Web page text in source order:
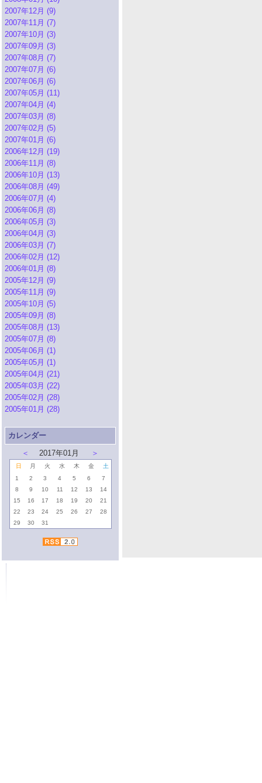
2007年12月 (9)
2007年11月 (7)
2007年10月 (3)
2007年09月 (3)
2007年08月 (7)
2007年07月 (6)
2007年06月 (6)
2007年05月 (11)
2007年04月 (4)
2007年03月 (8)
2007年02月 (5)
2007年01月 (6)
2006年12月 (19)
2006年11月 (8)
2006年10月 (13)
2006年08月 (49)
2006年07月 (4)
2006年06月 (8)
2006年05月 (3)
2006年04月 (3)
2006年03月 (7)
2006年02月 (12)
2006年01月 (8)
2005年12月 (9)
2005年11月 (9)
2005年10月 (5)
2005年09月 (8)
2005年08月 (13)
2005年07月 (8)
2005年06月 (1)
2005年05月 (1)
2005年04月 (21)
2005年03月 (22)
2005年02月 (28)
2005年01月 (28)
カレンダー
＜
2017年01月 ＞
日 月 火 水 木 金
土
1
2 3 4 5 6
7
8
9 10 11 12 13
14
15
16 17 18 19 20
21
22
23 24 25 26 27
28
29
30 31